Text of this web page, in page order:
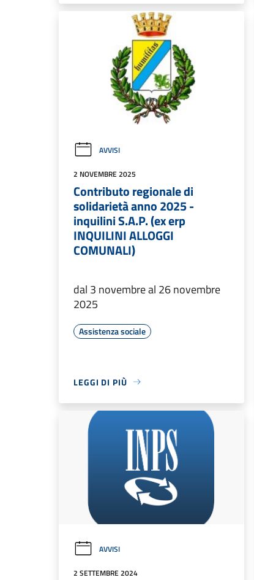
AVVISI
2 NOVEMBRE 2025
Contributo regionale di
solidarietà anno 2025 -
inquilini S.A.P. (ex erp
INQUILINI ALLOGGI
COMUNALI)
dal 3 novembre al 26 novembre
2025
Assistenza sociale
LEGGI DI PIÙ
AVVISI
2 SETTEMBRE 2024